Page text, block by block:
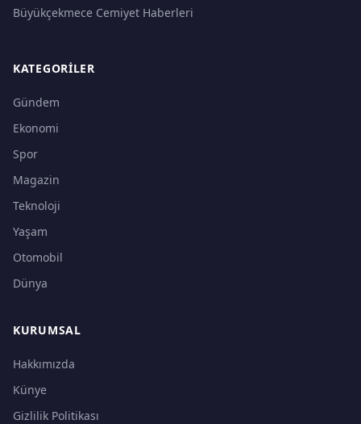
Büyükçekmece Cemiyet Haberleri
KATEGORILER
Gündem
Ekonomi
Spor
Magazin
Teknoloji
Yaşam
Otomobil
Dünya
KURUMSAL
Hakkımızda
Künye
Gizlilik Politikası